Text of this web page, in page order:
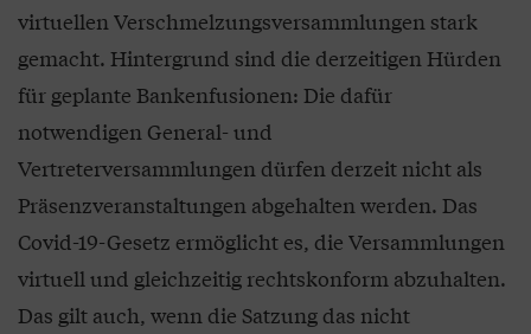
virtuellen Verschmelzungsversammlungen stark
gemacht. Hintergrund sind die derzeitigen Hürden
für geplante Bankenfusionen: Die dafür
notwendigen General- und
Vertreterversammlungen dürfen derzeit nicht als
Präsenzveranstaltungen abgehalten werden. Das
Covid-19-Gesetz ermöglicht es, die Versammlungen
virtuell und gleichzeitig rechtskonform abzuhalten.
Das gilt auch, wenn die Satzung das nicht